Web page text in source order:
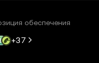
обеспечения
+37